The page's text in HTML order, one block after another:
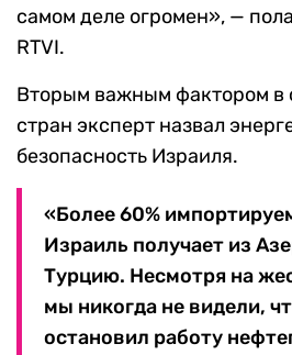
самом деле огромен», —
RTVI.
Вторым важным фактором в
стран эксперт назвал
безопасность Израиля.
«Более 60%
Израиль получает из
Турцию. Несмотря на
мы никогда не видели,
остановил работу